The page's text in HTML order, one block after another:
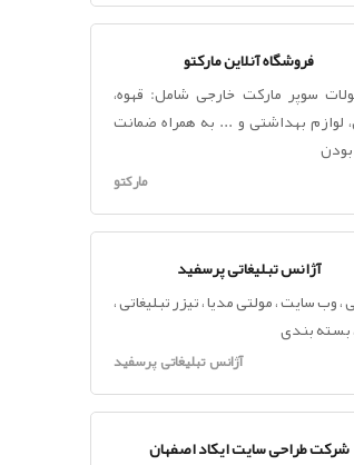
فروشگاه آنلاین مارکتو
سوپر مارکت خارجی شامل: قهوه،
لوازم بهداشتی و ... به همراه ضمانت
مارکتو
آژانس تبلیغاتی پرسفید
، وب سایت ، مولتی مدیا ، تیزر تبلیغاتی ،
بسته بندی
آژانس تبلیغاتی پرسفید
شرکت طراحی سایت ایکاد اصفهان